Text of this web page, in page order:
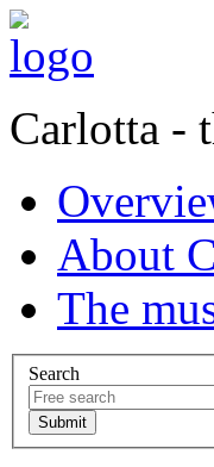
Carlotta -
About
The
Search